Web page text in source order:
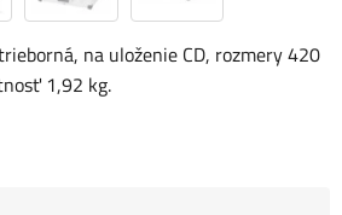
na uloženie CD, rozmery420
1,92 kg.